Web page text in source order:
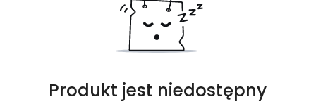
Produkt jest niedostępny